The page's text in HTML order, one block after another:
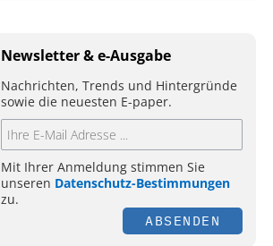
Newsletter & e-Ausgabe
Nachrichten, Trends und Hintergründe
sowie die neuesten E-paper.
Mit Ihrer Anmeldung stimmen Sie
unseren Datenschutz-Bestimmungen
zu.
ABSENDEN